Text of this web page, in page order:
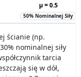
µ = 0.5
50% Nominalnej Siły
ścianie (np.
nominalnej siły
tarcia
się w dół,